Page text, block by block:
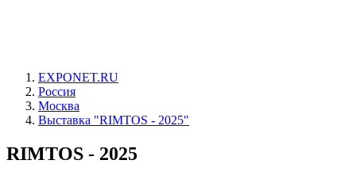
EXPONET.RU
Россия
Москва
Выставка "RIMTOS - 2025"
RIMTOS - 2025